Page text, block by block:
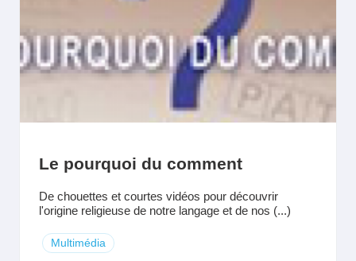
Le pourquoi du comment
De chouettes et courtes vidéos pour découvrir
l'origine religieuse de notre langage et de nos (...)
Multimédia